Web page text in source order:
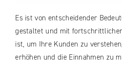
Es ist von entscheidender
gestaltet und mit
ist, um Ihre Kunden zu
erhöhen und die Einnahmen zu